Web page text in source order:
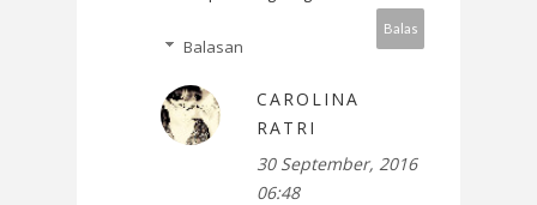
Balas
Balasan
CAROLINA
RATRI
30 September, 2016
06:48